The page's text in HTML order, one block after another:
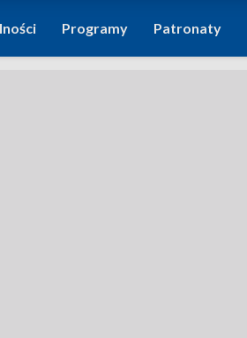
Programy Patronaty